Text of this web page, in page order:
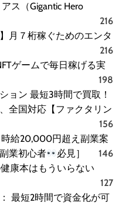
ス（Gigantic Hero
216
月７桁稼ぐためのエンタ
216
ゲームで毎日稼げる実
198
ョン 最短3時間で買取！
全国対応【ファクタリン
156
時給20,000円超え副業案
業初心者
必見］
146
康本はもういらない
127
最短2時間で資金化が可